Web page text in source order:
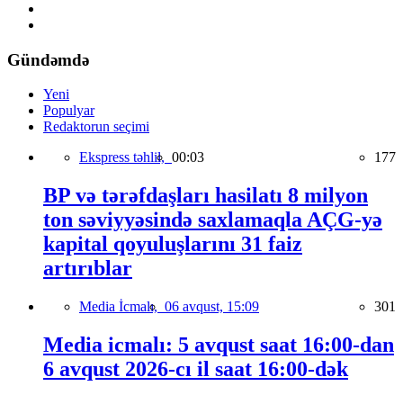
Gündəmdə
Yeni
Populyar
Redaktorun seçimi
Ekspress təhlil, 00:03 177
BP və tərəfdaşları hasilatı 8 milyon
ton səviyyəsində saxlamaqla AÇG-yə
kapital qoyuluşlarını 31 faiz
artırıblar
Media İcmalı, 06 avqust, 15:09 301
Media icmalı: 5 avqust saat 16:00-dan
6 avqust 2026-cı il saat 16:00-dək